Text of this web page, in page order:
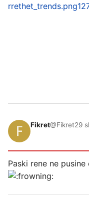
rrethet_trends.png
Fikret@Fikret29
Paski rene ne